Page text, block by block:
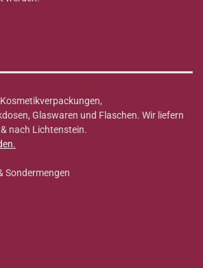
Glaswaren und Flaschen. Wir liefern
nach Lichtenstein.
.
Sondermengen